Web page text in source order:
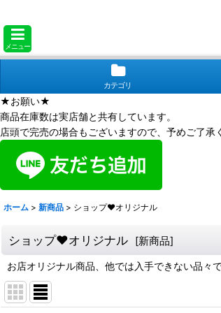
メニュー
カテゴリ
★お願い★
商品在庫数は実店舗と共有しています。
店頭で完売の場合もございますので、予めご了承
ホーム > 新商品 > ショップ❤オリジナル
ショップ❤オリジナル [新商品]
お店オリジナル商品、他では入手できない品々で